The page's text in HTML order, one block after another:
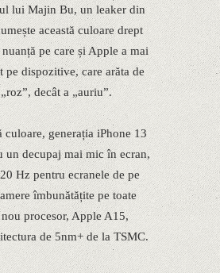
lui Majin Bu, un leaker din
această culoare drept
pe care și Apple a mai
pe dispozitive, care arăta de
decât a „auriu”.
culoare, generația iPhone 13
un decupaj mai mic în ecran,
Hz pentru ecranele de pe
îmbunătățite pe toate
procesor, Apple A15,
de 5nm+ de la TSMC.